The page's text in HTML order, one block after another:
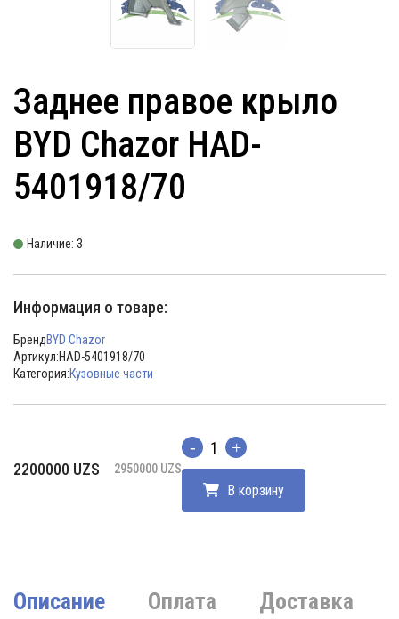
Заднее правое крыло
BYD Chazor HAD-
5401918/70
Наличие: 3
Информация о товаре:
БрендBYD Chazor
Артикул:HAD-5401918/70
Категория:Кузовные части
2950000UZS
Первоначальная
2200000 UZS
Текущая
Количество
В корзину
Описание Оплата Доставка